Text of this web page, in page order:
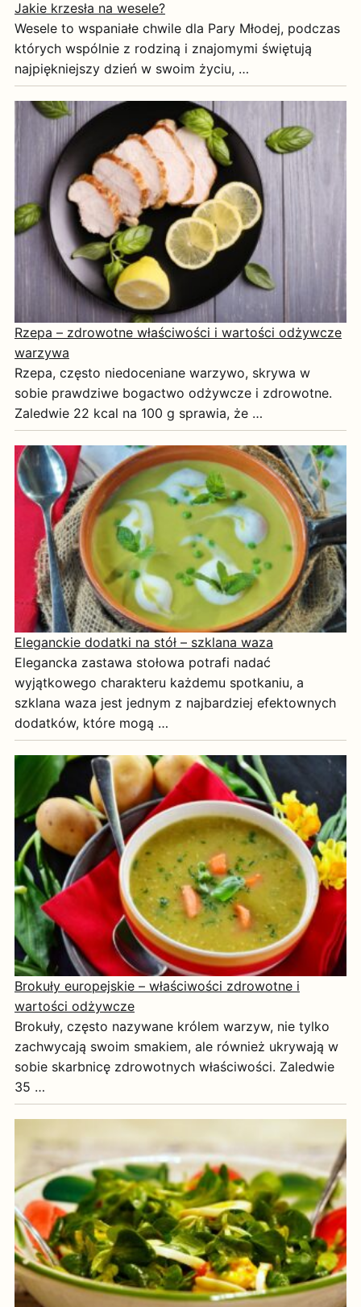
Jakie krzesła na wesele?
Wesele to wspaniałe chwile dla Pary Młodej, podczas
których wspólnie z rodziną i znajomymi świętują
najpiękniejszy dzień w swoim życiu, …
Rzepa – zdrowotne właściwości i wartości odżywcze
warzywa
Rzepa, często niedoceniane warzywo, skrywa w
sobie prawdziwe bogactwo odżywcze i zdrowotne.
Zaledwie 22 kcal na 100 g sprawia, że …
Eleganckie dodatki na stół – szklana waza
Elegancka zastawa stołowa potrafi nadać
wyjątkowego charakteru każdemu spotkaniu, a
szklana waza jest jednym z najbardziej efektownych
dodatków, które mogą …
Brokuły europejskie – właściwości zdrowotne i
wartości odżywcze
Brokuły, często nazywane królem warzyw, nie tylko
zachwycają swoim smakiem, ale również ukrywają w
sobie skarbnicę zdrowotnych właściwości. Zaledwie
35 …